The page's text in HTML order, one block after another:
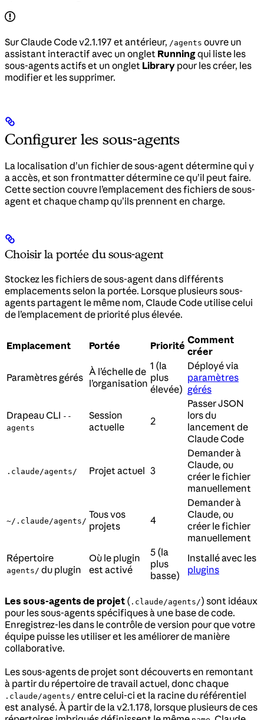
Sur Claude Code v2.1.197 et antérieur, /agents ouvre un
assistant interactif avec un onglet Runningqui liste les
sous-agents actifs et un onglet Library pour les créer, les
modifier et les supprimer.
Configurer les sous-agents
La localisation d’un fichier de sous-agent détermine qui y
a accès, et son frontmatter détermine ce qu’il peut faire.
Cette section couvre l’emplacement des fichiers de sous-
agent et chaque champ qu’ils prennent en charge.
Choisir la portée du sous-agent
Stockez les fichiers de sous-agent dans différents
emplacements selon la portée. Lorsque plusieurs sous-
agents partagent le même nom, Claude Code utilise celui
de l’emplacement de priorité plus élevée.
Emplacement Portée Priorité Comment
créer
Paramètres gérés À l’échelle de
l’organisation
1 (la
plus
élevée)
Déployé via
paramètres
gérés
Drapeau CLI --
agents
Session
actuelle
2
Passer JSON
lors du
lancement de
Claude Code
.claude/agents/ Projet actuel 3
Demander à
Claude, ou
créer le fichier
manuellement
~/.claude/agents/
Tous vos
projets
4
Demander à
Claude, ou
créer le fichier
manuellement
Répertoire
agents/ du plugin
Où le plugin
est activé
5 (la
plus
basse)
Installé avec les
plugins
Les sous-agents de projet ( .claude/agents/) sont idéaux
pour les sous-agents spécifiques à une base de code.
Enregistrez-les dans le contrôle de version pour que votre
équipe puisse les utiliser et les améliorer de manière
collaborative.
Les sous-agents de projet sont découverts en remontant
à partir du répertoire de travail actuel, donc chaque
.claude/agents/ entre celui-ci et la racine du référentiel
est analysé. À partir de la v2.1.178, lorsque plusieurs de ces